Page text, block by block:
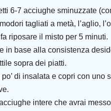
6-7 acciughe sminuzzate
tagliati a metà, l’aglio,
riposare il misto per 5 minuti.
in base alla consistenza
sopra dei piatti.
di insalata e copri con
intere che avrai